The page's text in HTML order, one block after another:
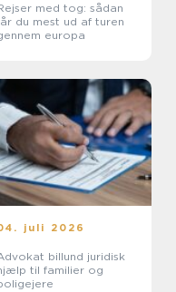
med tog: sådan
du mest ud af turen
europa
juli 2026
billund juridisk
til familier og